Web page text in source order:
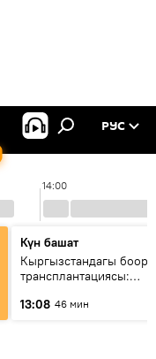
РУС
14:00
Күн башат
Кыргызстандагы боор
трансплантациясы:
келечеги
13:08 46 мин